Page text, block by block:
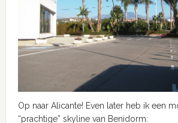
Op naar Alicante! Even later heb ik een
“prachtige” skyline van Benidorm: